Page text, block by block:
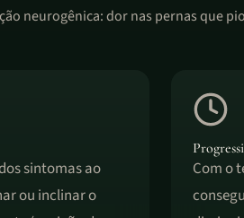
neurogênica: dor nas pernas que
sintomas ao
ou inclinar o
Com o